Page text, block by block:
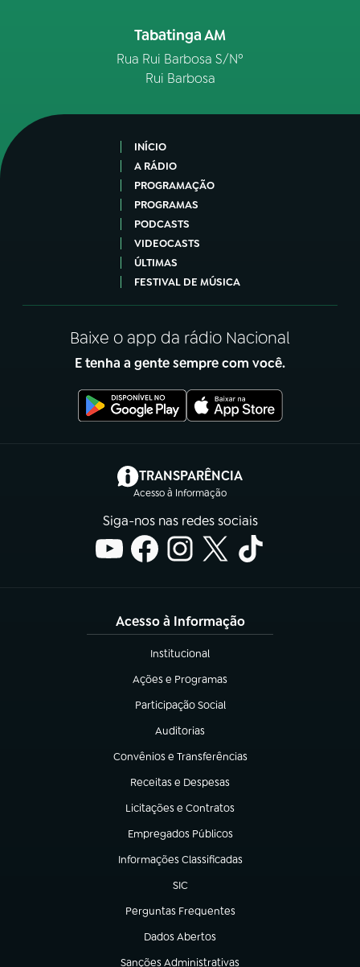
Tabatinga AM
Rua Rui Barbosa S/Nº
Rui Barbosa
INÍCIO
A RÁDIO
PROGRAMAÇÃO
PROGRAMAS
PODCASTS
VIDEOCASTS
ÚLTIMAS
FESTIVAL DE MÚSICA
Baixe o app da rádio Nacional
E tenha a gente sempre com você.
TRANSPARÊNCIA
Acesso à Informação
(abre em nova aba)
Siga-nos nas redes sociais
Acesso à Informação
Institucional
(abre em nova aba)
Ações e Programas
(abre em nova aba)
Participação Social
(abre em nova aba)
Auditorias
(abre em nova aba)
Convênios e Transferências
(abre em nova aba)
Receitas e Despesas
(abre em nova aba)
Licitações e Contratos
(abre em nova aba)
Empregados Públicos
(abre em nova aba)
Informações Classificadas
(abre em nova aba)
SIC
(abre em nova aba)
Perguntas Frequentes
(abre em nova aba)
Dados Abertos
(abre em nova aba)
Sanções Administrativas